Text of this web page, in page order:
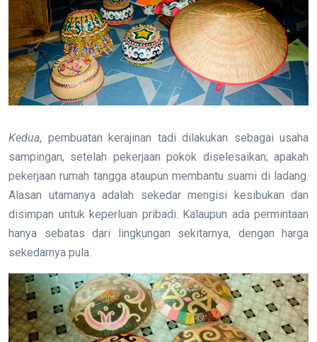
Kedua, pembuatan kerajinan tadi dilakukan sebagai usaha
sampingan, setelah pekerjaan pokok diselesaikan; apakah
pekerjaan rumah tangga ataupun membantu suami di ladang.
Alasan utamanya adalah sekedar mengisi kesibukan dan
disimpan untuk keperluan pribadi. Kalaupun ada permintaan
hanya sebatas dari lingkungan sekitarnya, dengan harga
sekedarnya pula.